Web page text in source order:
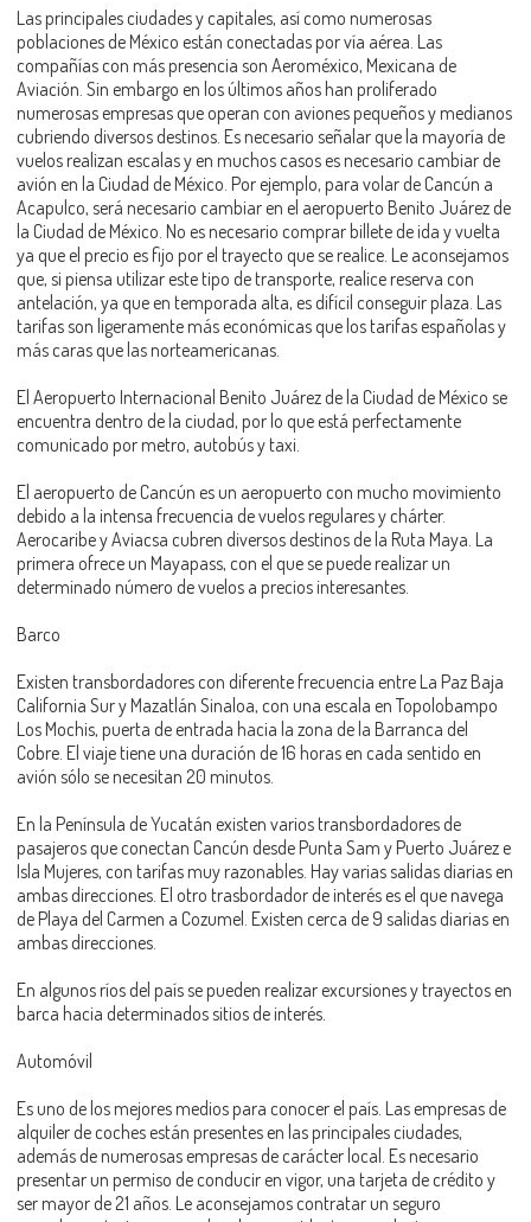
Las principales ciudades y capitales, así como numerosas
poblaciones de México están conectadas por vía aérea. Las
compañías con más presencia son Aeroméxico, Mexicana de
Aviación. Sin embargo en los últimos años han proliferado
numerosas empresas que operan con aviones pequeños y medianos
cubriendo diversos destinos. Es necesario señalar que la mayoría de
vuelos realizan escalas y en muchos casos es necesario cambiar de
avión en la Ciudad de México. Por ejemplo, para volar de Cancún a
Acapulco, será necesario cambiar en el aeropuerto Benito Juárez de
la Ciudad de México. No es necesario comprar billete de ida y vuelta
ya que el precio es fijo por el trayecto que se realice. Le aconsejamos
que, si piensa utilizar este tipo de transporte, realice reserva con
antelación, ya que en temporada alta, es difícil conseguir plaza. Las
tarifas son ligeramente más económicas que los tarifas españolas y
más caras que las norteamericanas.
El Aeropuerto Internacional Benito Juárez de la Ciudad de México se
encuentra dentro de la ciudad, por lo que está perfectamente
comunicado por metro, autobús y taxi.
El aeropuerto de Cancún es un aeropuerto con mucho movimiento
debido a la intensa frecuencia de vuelos regulares y chárter.
Aerocaribe y Aviacsa cubren diversos destinos de la Ruta Maya. La
primera ofrece un Mayapass, con el que se puede realizar un
determinado número de vuelos a precios interesantes.
Barco
Existen transbordadores con diferente frecuencia entre La Paz Baja
California Sur y Mazatlán Sinaloa, con una escala en Topolobampo
Los Mochis, puerta de entrada hacia la zona de la Barranca del
Cobre. El viaje tiene una duración de 16 horas en cada sentido en
avión sólo se necesitan 20 minutos.
En la Península de Yucatán existen varios transbordadores de
pasajeros que conectan Cancún desde Punta Sam y Puerto Juárez e
Isla Mujeres, con tarifas muy razonables. Hay varias salidas diarias en
ambas direcciones. El otro trasbordador de interés es el que navega
de Playa del Carmen a Cozumel. Existen cerca de 9 salidas diarias en
ambas direcciones.
En algunos ríos del país se pueden realizar excursiones y trayectos en
barca hacia determinados sitios de interés.
Automóvil
Es uno de los mejores medios para conocer el país. Las empresas de
alquiler de coches están presentes en las principales ciudades,
además de numerosas empresas de carácter local. Es necesario
presentar un permiso de conducir en vigor, una tarjeta de crédito y
ser mayor de 21 años. Le aconsejamos contratar un seguro